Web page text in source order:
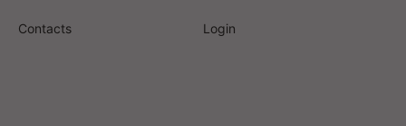
Contacts Login